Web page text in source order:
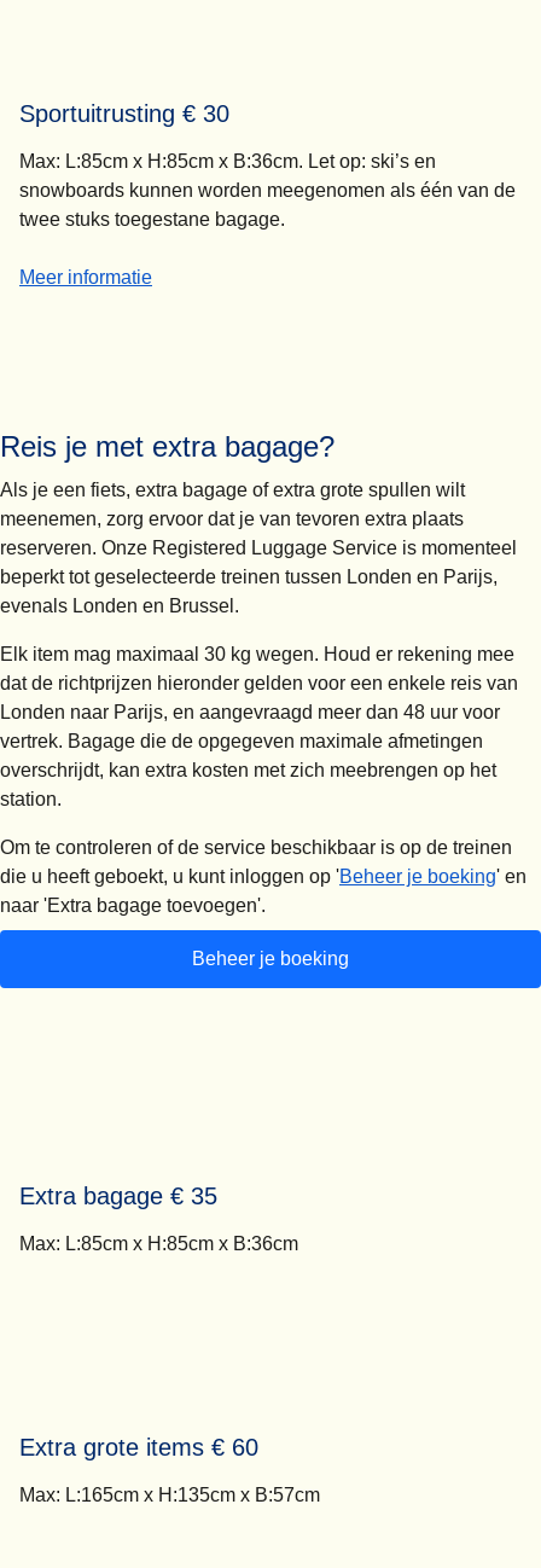
Sportuitrusting € 30
Max: L:85cm x H:85cm x B:36cm. Let op: ski’s en
snowboards kunnen worden meegenomen als één van de
twee stuks toegestane bagage.
Meer informatie
-Sportuitrusting € 30
Reis je met extra bagage?
Als je een fiets, extra bagage of extra grote spullen wilt
meenemen, zorg ervoor dat je van tevoren extra plaats
reserveren. Onze Registered Luggage Service is momenteel
beperkt tot geselecteerde treinen tussen Londen en Parijs,
evenals Londen en Brussel.
Elk item mag maximaal 30 kg wegen. Houd er rekening mee
dat de richtprijzen hieronder gelden voor een enkele reis van
Londen naar Parijs, en aangevraagd meer dan 48 uur voor
vertrek. Bagage die de opgegeven maximale afmetingen
overschrijdt, kan extra kosten met zich meebrengen op het
station.
Om te controleren of de service beschikbaar is op de treinen
die u heeft geboekt, u kunt inloggen op 'Beheer je boeking' en
naar 'Extra bagage toevoegen'.
Beheer je boeking
Extra bagage € 35
Max: L:85cm x H:85cm x B:36cm
Extra grote items € 60
Max: L:165cm x H:135cm x B:57cm